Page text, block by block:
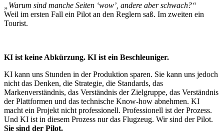
„Warum sind manche Seiten ‘wow’, andere aber schwach?“
Weil im ersten Fall ein Pilot an den Reglern saß. Im zweiten ein
Tourist.
KI ist keine Abkürzung. KI ist ein Beschleuniger.
KI kann uns Stunden in der Produktion sparen. Sie kann uns jedoch
nicht das Denken, die Strategie, die Standards, das
Markenverständnis, das Verständnis der Zielgruppe, das Verständnis
der Plattformen und das technische Know-how abnehmen. KI
macht ein Projekt nicht professionell. Professionell ist der Prozess.
Und KI ist in diesem Prozess nur das Flugzeug. Wir sind der Pilot.
Sie sind der Pilot.